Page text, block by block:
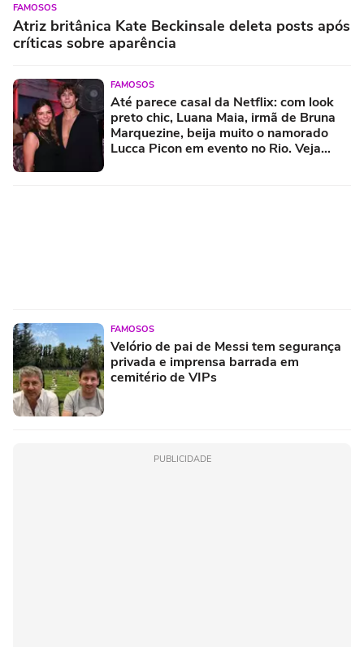
FAMOSOS
Atriz britânica Kate Beckinsale deleta posts após
críticas sobre aparência
FAMOSOS
Até parece casal da Netflix: com look
preto chic, Luana Maia, irmã de Bruna
Marquezine, beija muito o namorado
Lucca Picon em evento no Rio. Veja
FAMOSOS
Velório de pai de Messi tem segurança
privada e imprensa barrada em
cemitério de VIPs
PUBLICIDADE